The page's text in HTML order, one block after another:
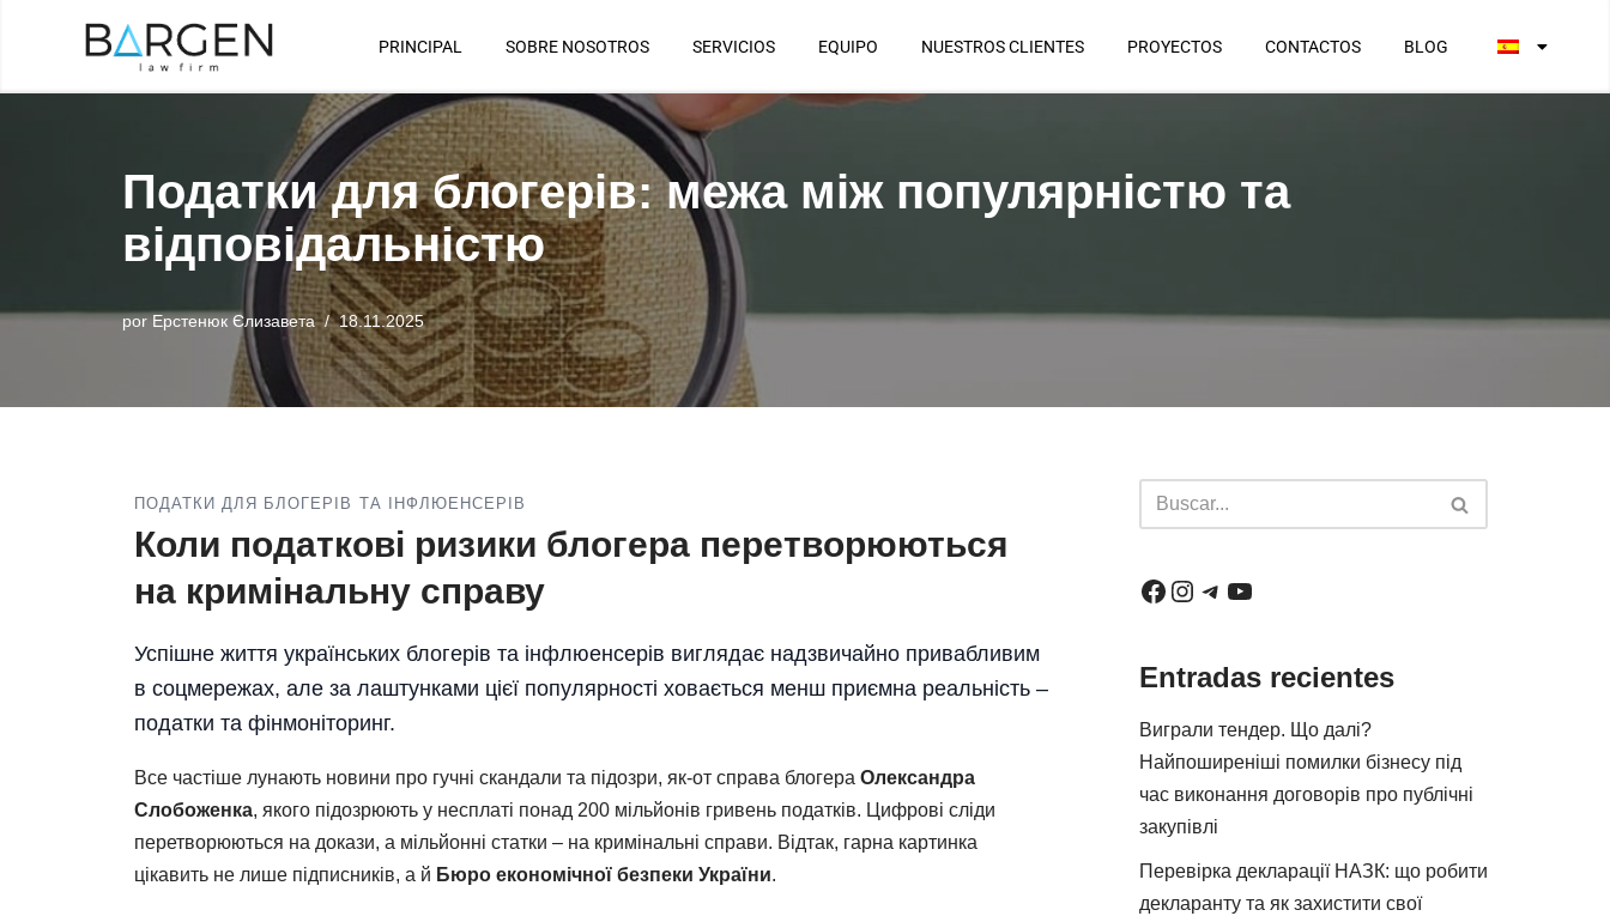
al
PRINCIPAL SOBRE NOSOTROS SERVICIOS EQUIPO NUESTROS CLIENTES PROYECTOS CONTACTOS BLOG
Податки для блогерів: межа між популярністю та
відповідальністю
porЕрстенюк Єлизавета 18.11.2025
ПОДАТКИ ДЛЯ БЛОГЕРІВ ТА ІНФЛЮЕНСЕРІВ
Коли податкові ризики блогера перетворюються
на кримінальну справу
Успішне життя українських блогерів та інфлюенсерів виглядає надзвичайно привабливим
в соцмережах, але за лаштунками цієї популярності ховається менш приємна реальність –
податки та фінмоніторинг.
Все частіше лунають новини про гучні скандали та підозри, як-от справа блогера Олександра
Слобоженка, якого підозрюють у несплаті понад 200 мільйонів гривень податків. Цифрові сліди
перетворюються на докази, а мільйонні статки – на кримінальні справи. Відтак, гарна картинка
цікавить не лише підписників, а й Бюро економічної безпеки України.
Entradas recientes
Виграли тендер. Що далі?
Найпоширеніші помилки бізнесу під
час виконання договорів про публічні
закупівлі
Перевірка декларації НАЗК: що робити
декларанту та як захистити свої